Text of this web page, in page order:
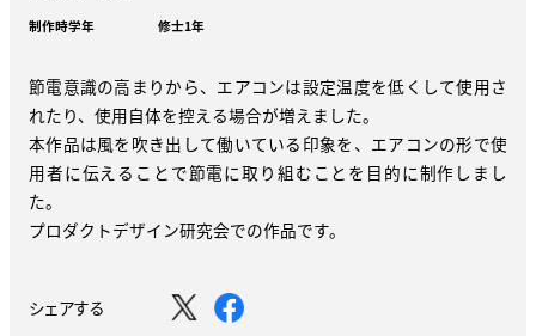
制作時学年 修士1年
節電意識の高まりから、エアコンは設定温度を低くして使用さ
れたり、使用自体を控える場合が増えました。
本作品は風を吹き出して働いている印象を、エアコンの形で使
用者に伝えることで節電に取り組むことを目的に制作しまし
た。
プロダクトデザイン研究会での作品です。
シェアする